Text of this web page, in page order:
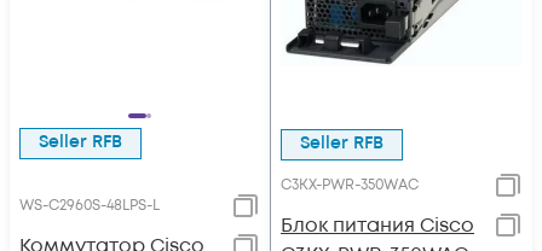
Seller RFB
WS-C2960S-48LPS-L
Seller RFB
C3KX-PWR-350WAC
Блок питания Cisco